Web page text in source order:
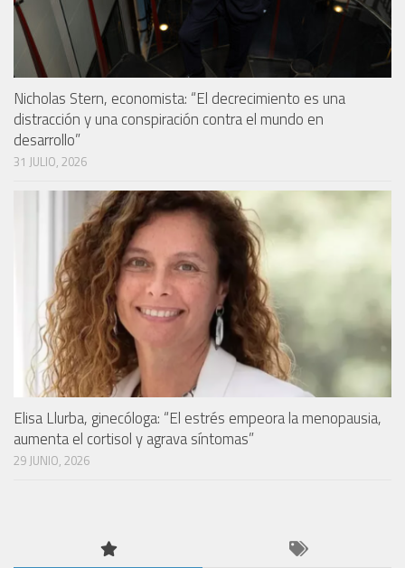
Nicholas Stern, economista: “El decrecimiento es una
distracción y una conspiración contra el mundo en
desarrollo”
31 JULIO, 2026
Elisa Llurba, ginecóloga: “El estrés empeora la menopausia,
aumenta el cortisol y agrava síntomas”
29 JUNIO, 2026